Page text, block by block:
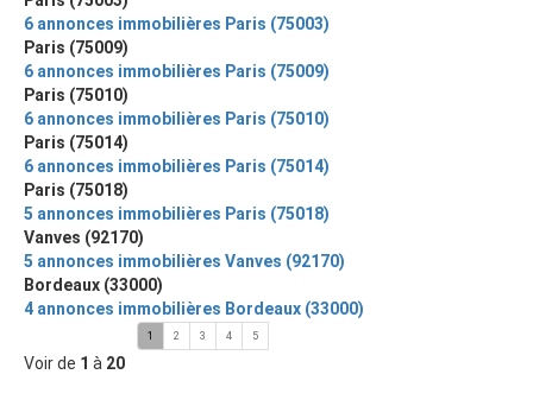
6 annonces immobilières Paris (75003)
Paris (75009)
6 annonces immobilières Paris (75009)
Paris (75010)
6 annonces immobilières Paris (75010)
Paris (75014)
6 annonces immobilières Paris (75014)
Paris (75018)
5 annonces immobilières Paris (75018)
Vanves (92170)
5 annonces immobilières Vanves (92170)
Bordeaux (33000)
4 annonces immobilières Bordeaux (33000)
Voir de 1 à 20
1 2 3 4 5